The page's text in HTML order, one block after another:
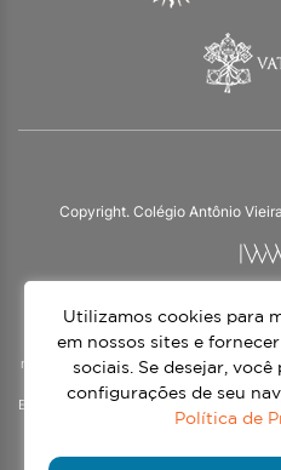
Copyright. Colégio Antônio
O Colégio Antônio Vieira integra a
práticas impulsionadas pelos valores
nossa identidade e das
em mais de 60 países. Atendemos a
Ensino Médio, nos turnos matutino e
voltado
Utilizamos cookies para
em nossos sites e
sociais. Se desejar,
configurações de seu
Política de